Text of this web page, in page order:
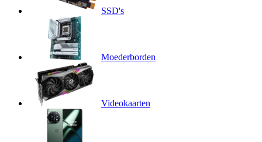
SSD's
Moederborden
Videokaarten